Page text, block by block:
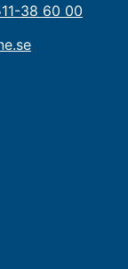
38 60 00